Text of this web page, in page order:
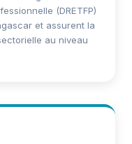
(DRETFP)
et assurent la
au niveau